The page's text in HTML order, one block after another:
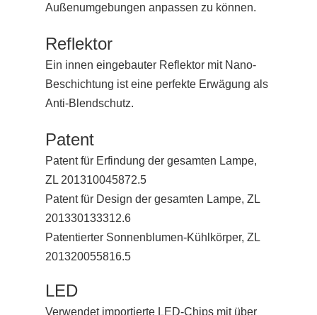
Außenumgebungen anpassen zu können.
Reflektor
Ein innen eingebauter Reflektor mit Nano-
Beschichtung ist eine perfekte Erwägung als
Anti-Blendschutz.
Patent
Patent für Erfindung der gesamten Lampe,
ZL 201310045872.5
Patent für Design der gesamten Lampe, ZL
201330133312.6
Patentierter Sonnenblumen-Kühlkörper, ZL
201320055816.5
LED
Verwendet importierte LED-Chips mit über